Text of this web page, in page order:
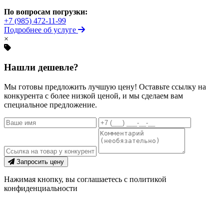
По вопросам погрузки:
+7 (985) 472-11-99
Подробнее об услуге
×
Нашли дешевле?
Мы готовы предложить лучшую цену! Оставьте ссылку на
конкурента с более низкой ценой, и мы сделаем вам
специальное предложение.
Запросить цену
Нажимая кнопку, вы соглашаетесь с политикой
конфиденциальности